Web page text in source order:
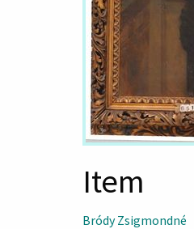
Item
Bródy Zsigmondné